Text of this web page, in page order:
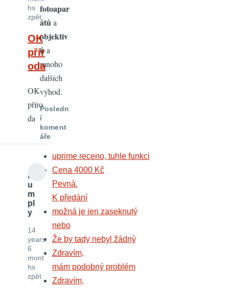
hs
zpět
OK
přír
oda
OK
příro
da
H
u
m
pl
y
14
years
6
mont
hs
zpět
fotoapar
átů a
objektiv
ůa
mnoho
dalších
výhod.
Posledn
í
koment
áře
uprime receno, tuhle funkci
Cena 4000 Kč
Pevná.
K předání
možná je jen zaseknutý
nebo
Že by tady nebyl žádný
Zdravím,
mám podobný problém
Zdravím,